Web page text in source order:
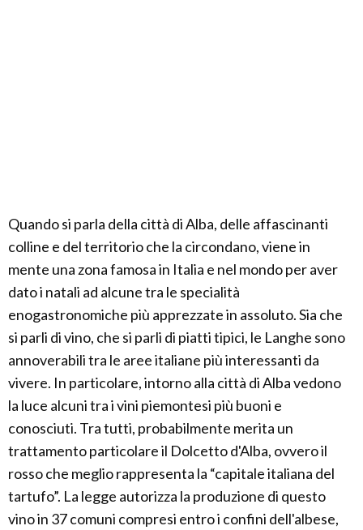
Quando si parla della città di Alba, delle affascinanti
colline e del territorio che la circondano, viene in
mente una zona famosa in Italia e nel mondo per aver
dato i natali ad alcune tra le specialità
enogastronomiche più apprezzate in assoluto. Sia che
si parli di vino, che si parli di piatti tipici, le Langhe sono
annoverabili tra le aree italiane più interessanti da
vivere. In particolare, intorno alla città di Alba vedono
la luce alcuni tra i vini piemontesi più buoni e
conosciuti. Tra tutti, probabilmente merita un
trattamento particolare il Dolcetto d'Alba, ovvero il
rosso che meglio rappresenta la “capitale italiana del
tartufo”. La legge autorizza la produzione di questo
vino in 37 comuni compresi entro i confini dell'albese,